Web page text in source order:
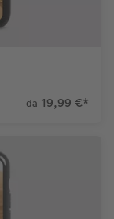
da 19,99 €*